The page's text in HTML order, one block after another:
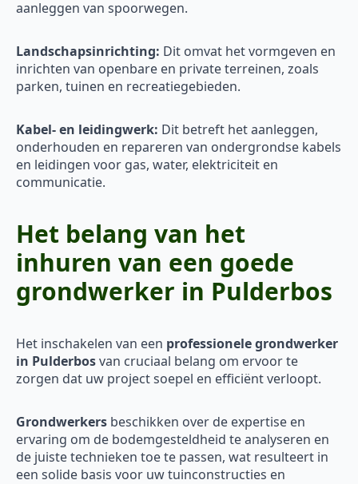
aanleggen van spoorwegen.
Landschapsinrichting: Dit omvat het vormgeven en
inrichten van openbare en private terreinen, zoals
parken, tuinen en recreatiegebieden.
Kabel- en leidingwerk: Dit betreft het aanleggen,
onderhouden en repareren van ondergrondse kabels
en leidingen voor gas, water, elektriciteit en
communicatie.
Het belang van het
inhuren van een goede
grondwerker in Pulderbos
Het inschakelen van een professionele grondwerker
in Pulderbosvan cruciaal belang om ervoor te
zorgen dat uw project soepel en efficiënt verloopt.
Grondwerkers beschikken over de expertise en
ervaring om de bodemgesteldheid te analyseren en
de juiste technieken toe te passen, wat resulteert in
een solide basis voor uw tuinconstructies en